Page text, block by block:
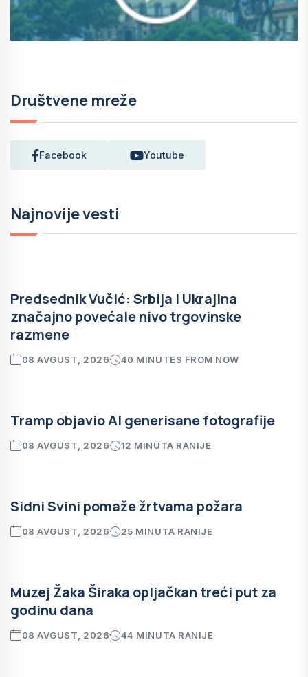
Društvene mreže
Facebook Youtube
Najnovije vesti
Predsednik Vučić: Srbija i Ukrajina
značajno povećale nivo trgovinske
razmene
08 AVGUST, 2026 40 MINUTES FROM NOW
Tramp objavio AI generisane fotografije
08 AVGUST, 2026 12 MINUTA RANIJE
Sidni Svini pomaže žrtvama požara
08 AVGUST, 2026 25 MINUTA RANIJE
Muzej Žaka Širaka opljačkan treći put za
godinu dana
08 AVGUST, 2026 44 MINUTA RANIJE